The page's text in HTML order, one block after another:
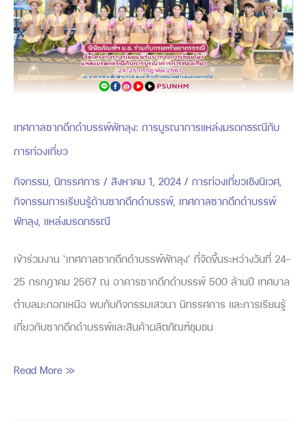
เทศกาลซากดึกดำบรรพ์พัทลุง: การบูรณาการแหล่งมรดกธรณีกับ
การท่องเที่ยว
กิจกรรม นิทรรศการ / สิงหาคม 1, 2024 / การท่องเที่ยวเชิงนิเวศ
กิจกรรมการเรียนรู้ด้านซากดึกดำบรรพ์ เทศกาลซากดึกดำบรรพ์
พัทลุง แหล่งมรดกธรณี
เข้าร่วมงาน ‘เทศกาลซากดึกดำบรรพ์พัทลุง’ ที่จัดขึ้นระหว่างวันที่ 24-
25 กรกฎาคม 2567 ณ อาคารซากดึกดำบรรพ์ 500 ล้านปี เทศบาล
ตำบลมะกอกเหนือ พบกับกิจกรรมเสวนา นิทรรศการ และการเรียนรู้
เกี่ยวกับซากดึกดำบรรพ์และสินค้าผลิตภัณฑ์ชุมชน
รบู
รณา
การ
แหล่ง
ธรณี
ท่อง
Read More »